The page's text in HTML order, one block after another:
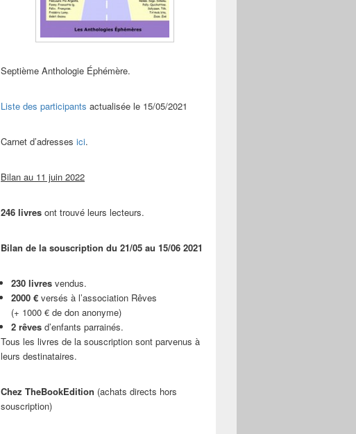
Septième Anthologie Éphémère.
Liste des participants actualisée le 15/05/2021
Carnet d’adresses ici.
Bilan au 11 juin 2022
246 livres ont trouvé leurs lecteurs.
Bilan de la souscription du 21/05 au 15/06 2021
230 livres vendus.
2000 € versés à l’association Rêves
(+ 1000 € de don anonyme)
2 rêves d’enfants parrainés.
Tous les livres de la souscription sont parvenus à
leurs destinataires.
Chez TheBookEdition (achats directs hors
souscription)